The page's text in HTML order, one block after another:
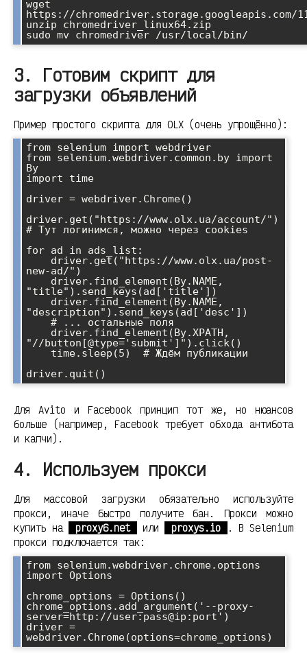
wget
https://chromedriver.storage.googleapis.com/
unzip chromedriver_linux64.zip
3. Готовим скрипт для
загрузки объявлений
Пример простого скрипта для OLX (очень упрощённо):
from selenium import webdriver
from selenium.webdriver.common.by import
By
import time
driver = webdriver.Chrome()
driver.get("https://www.olx.ua/account/")
# Тут логинимся, можно через cookies
for ad in ads_list:
new-ad/")
"title").send_keys(ad['title'])
"description").send_keys(ad['desc'])
"//button[@type='submit']").click()
Для Avito и Facebook принцип тот же, но нюансов
больше (например, Facebook требует обхода антибота
и капчи).
4. Используем прокси
Для массовой загрузки обязательно используйте
прокси, иначе быстро получите бан. Прокси можно
купить на
proxy6.net или proxys.io
. В Selenium
прокси подключается так:
from selenium.webdriver.chrome.options
import Options
chrome_options = Options()
chrome_options.add_argument('--proxy-
server=http://user:pass@ip:port')
driver =